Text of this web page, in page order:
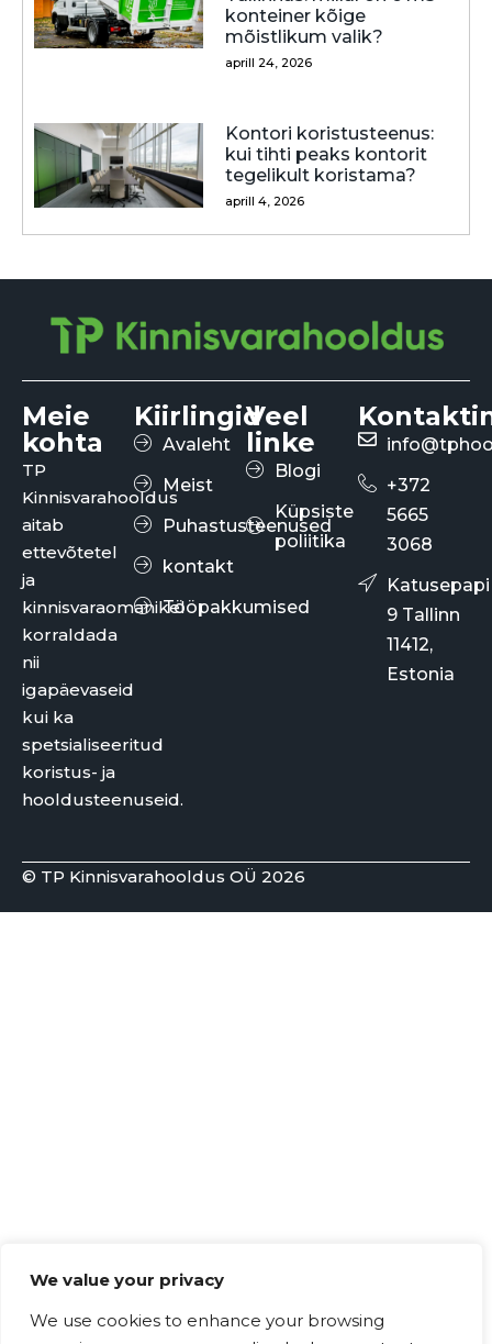
We value your privacy
We use cookies to enhance your browsing
konteiner kõige
mõistlikum valik?
aprill 24, 2026
Kontori koristusteenus:
kui tihti peaks kontorit
tegelikult koristama?
aprill 4, 2026
Meie
kohta
TP
Kinnisvarahooldus
aitab
ettevõtetel
ja
kinnisvaraomanikel
korraldada
nii
igapäevaseid
kui ka
spetsialiseeritud
koristus- ja
hooldusteenuseid.
Kiirlingid
Avaleht
Meist
Puhastusteenused
kontakt
Tööpakkumised
Veel
linke
Blogi
Küpsiste
poliitika
+372
5665
3068
Katusepapi
9 Tallinn
11412,
Estonia
© TP Kinnisvarahooldus OÜ 2026